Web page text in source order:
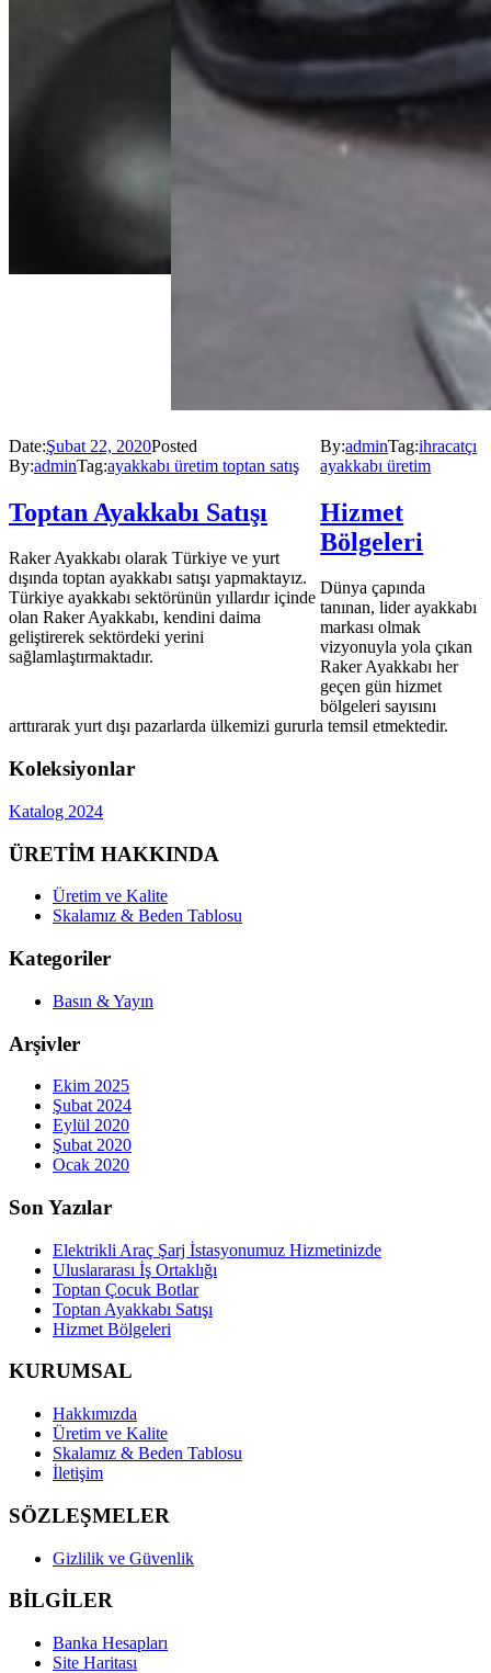
Date:Şubat 22, 2020Posted
By:adminTag:ayakkabı üretim toptan satış
Toptan Ayakkabı Satışı
Raker Ayakkabı olarak Türkiye ve yurt
dışında toptan ayakkabı satışı yapmaktayız.
Türkiye ayakkabı sektörünün yıllardır içinde
olan Raker Ayakkabı, kendini daima
geliştirerek sektördeki yerini
sağlamlaştırmaktadır.
By:adminTag:ihracatçı
ayakkabı üretim
Hizmet
Bölgeleri
Dünya çapında
tanınan, lider ayakkabı
markası olmak
vizyonuyla yola çıkan
Raker Ayakkabı her
geçen gün hizmet
bölgeleri sayısını
arttırarak yurt dışı pazarlarda ülkemizi gururla temsil etmektedir.
Koleksiyonlar
Katalog 2024
ÜRETİM HAKKINDA
Üretim ve Kalite
Skalamız & Beden Tablosu
Kategoriler
Basın & Yayın
Arşivler
Ekim 2025
Şubat 2024
Eylül 2020
Şubat 2020
Ocak 2020
Son Yazılar
Elektrikli Araç Şarj İstasyonumuz Hizmetinizde
Uluslararası İş Ortaklığı
Toptan Çocuk Botlar
Toptan Ayakkabı Satışı
Hizmet Bölgeleri
KURUMSAL
Hakkımızda
Üretim ve Kalite
Skalamız & Beden Tablosu
İletişim
SÖZLEŞMELER
Gizlilik ve Güvenlik
BİLGİLER
Banka Hesapları
Site Haritası